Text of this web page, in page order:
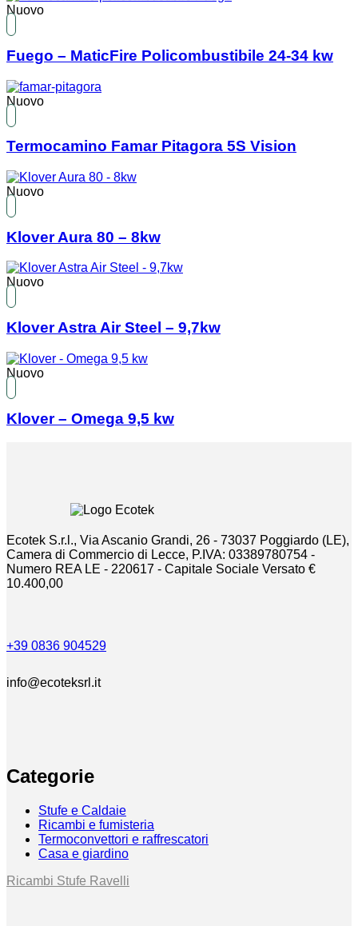
Nuovo
Fuego – MaticFire Policombustibile 24-34 kw
Nuovo
Termocamino Famar Pitagora 5S Vision
Nuovo
Klover Aura 80 – 8kw
Nuovo
Klover Astra Air Steel – 9,7kw
Nuovo
Klover – Omega 9,5 kw
Ecotek S.r.l., Via Ascanio Grandi, 26 - 73037 Poggiardo (LE),
Camera di Commercio di Lecce, P.IVA: 03389780754 -
Numero REA LE - 220617 - Capitale Sociale Versato €
10.400,00
+39 0836 904529
info@ecoteksrl.it
Categorie
Stufe e Caldaie
Ricambi e fumisteria
Termoconvettori e raffrescatori
Casa e giardino
Ricambi Stufe Ravelli